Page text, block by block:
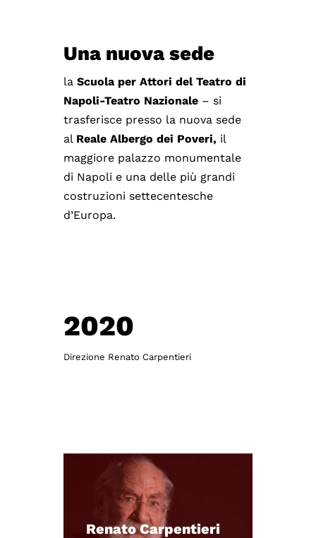
Una nuova sede
la Scuola per Attori del Teatro di
Napoli-Teatro Nazionale– si
trasferisce presso la nuova sede
al Reale Albergo dei Poveri, il
maggiore palazzo monumentale
di Napoli e una delle più grandi
costruzioni settecentesche
d’Europa.
2020
Direzione Renato Carpentieri
Renato Carpentieri